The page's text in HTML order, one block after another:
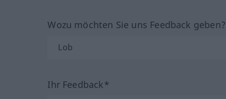
Wozu möchten Sie uns Feedback
Ihr Feedback*